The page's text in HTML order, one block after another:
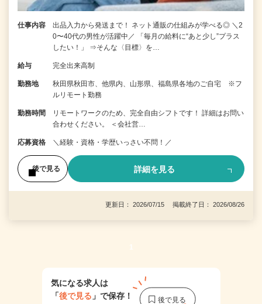
仕事内容
出品入力から発送まで！ ネット通販の仕組みが学べる◎ ＼2
0〜40代の男性が活躍中／ 「毎月の給料に“あと少し”プラス
したい！」 ⇒そんな〈目標〉を…
給与 完全出来高制
勤務地
秋田県秋田市、他県内、山形県、福島県各地のご自宅 ※フ
ルリモート勤務
勤務時間
リモートワークのため、完全自由シフトです！ 詳細はお問い
合わせください。 ＜会社営…
応募資格 ＼経験・資格・学歴いっさい不問！／
後で見る 詳細を見る
更新日： 2026/07/15 掲載終了日： 2026/08/26
1
気になる求人は
「後で見る 」で保存！